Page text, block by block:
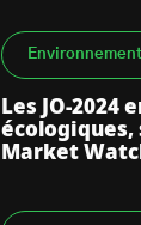
Environnement
Les JO-2024
écologiques,
Market